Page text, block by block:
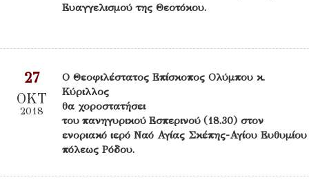
Ευαγγελισμού της Θεοτόκου.
27
ΟΚΤ
2018
Ο Θεοφιλέστατος Επίσκοπος Ολύμπου κ.
Κύριλλος
θα χοροστατήσει
του πανηγυρικού Εσπερινού (18.30) στον
ενοριακό ιερό Ναό Αγίας Σκέπης-Αγίου Ευθυμίου
πόλεως Ρόδου.